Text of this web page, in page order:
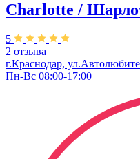
Charlotte /
5
2 отзыва
г.Краснодар,
Пн-Вс 08:00-17:00